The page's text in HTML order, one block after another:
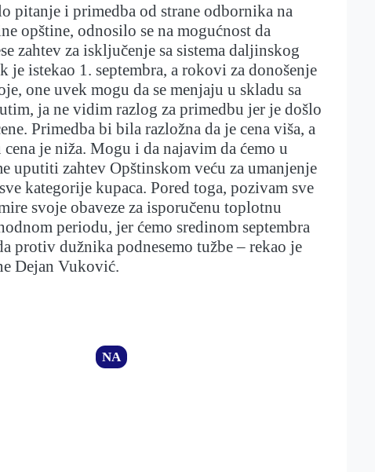
pitanje i primedba od strane odbornika na
opštine, odnosilo se na mogućnost da
zahtev za isključenje sa sistema daljinskog
je istekao 1. septembra, a rokovi za donošenje
one uvek mogu da se menjaju u skladu sa
ja ne vidim razlog za primedbu jer je došlo
Primedba bi bila razložna da je cena viša, a
je niža. Mogu i da najavim da ćemo u
uputiti zahtev Opštinskom veću za umanjenje
kategorije kupaca. Pored toga, pozivam sve
svoje obaveze za isporučenu toplotnu
periodu, jer ćemo sredinom septembra
protiv dužnika podnesemo tužbe – rekao je
Dejan Vuković.
NA